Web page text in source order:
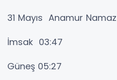
31 Mayıs Anamur
İmsak 03:47
Güneş 05:27